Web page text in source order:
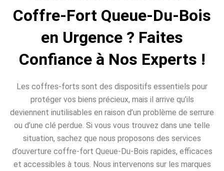
Coffre-Fort Queue-Du-Bois
en Urgence ? Faites
Confiance à Nos Experts !
Les coffres-forts sont des dispositifs essentiels pour
protéger vos biens précieux, mais il arrive qu’ils
deviennent inutilisables en raison d’un problème de serrure
ou d’une clé perdue. Si vous vous trouvez dans une telle
situation, sachez que nous proposons des services
d’ouverture coffre-fort Queue-Du-Bois rapides, efficaces
et accessibles à tous. Nous intervenons sur les marques